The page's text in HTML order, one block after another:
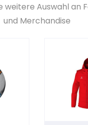
weitere Auswahl an
und Merchandise